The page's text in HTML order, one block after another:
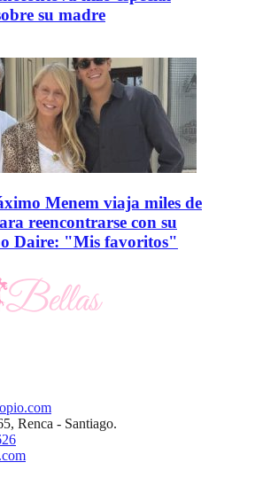
su madre
Menem viaja miles de
reencontrarse con su
Daire: "Mis favoritos"
Renca - Santiago.